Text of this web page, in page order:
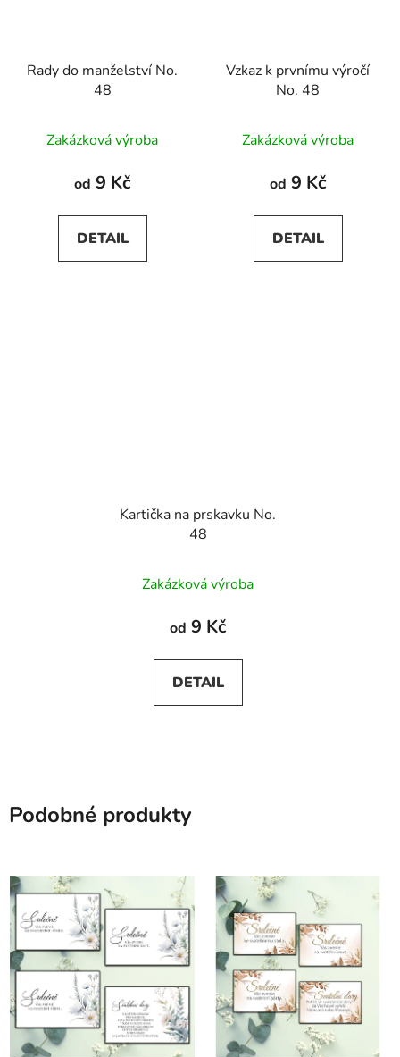
Rady do manželství No.
48
Zakázková výroba
od 9 Kč
DETAIL
Vzkaz k prvnímu výročí
No. 48
Zakázková výroba
od 9 Kč
DETAIL
Kartička na prskavku No.
48
Zakázková výroba
od 9 Kč
DETAIL
Podobné produkty